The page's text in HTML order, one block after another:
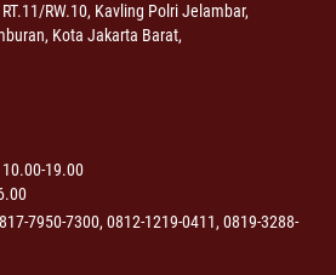
RW.10, Kavling Polri Jelambar,
Kota Jakarta Barat,
19.00
7950-7300, 0812-1219-0411, 0819-3288-